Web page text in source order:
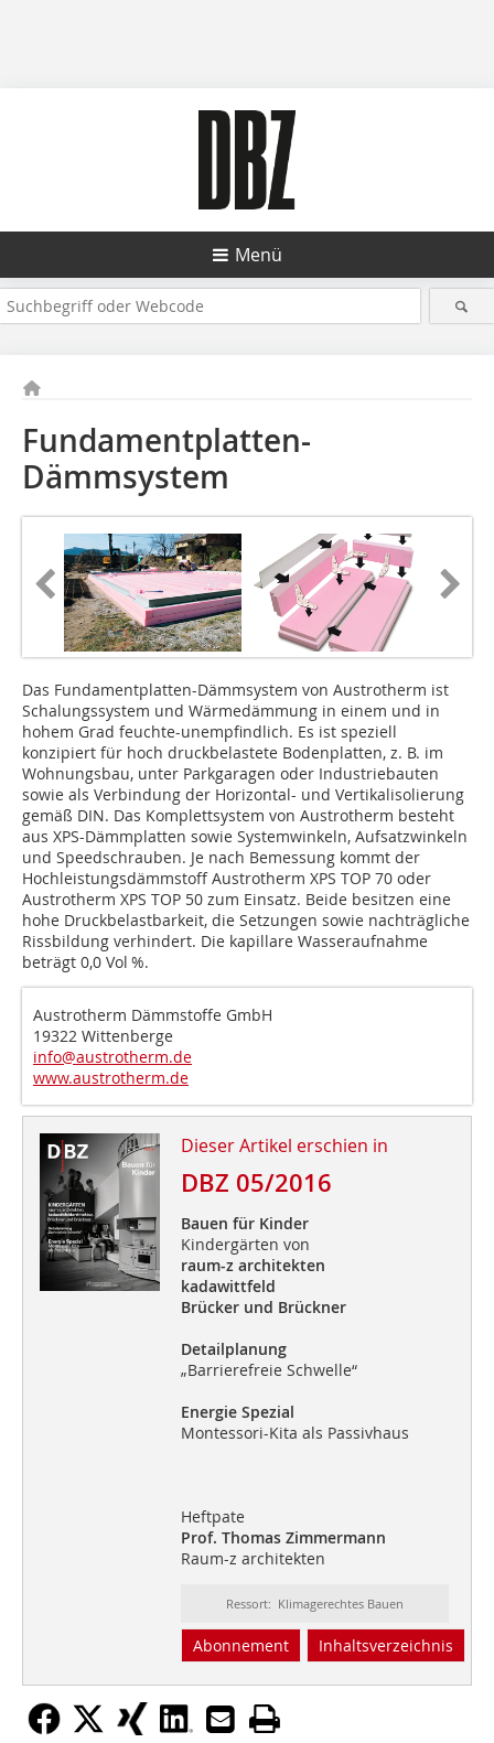
Menü
Fundamentplatten-
Dämmsystem
Das Fundamentplatten-Dämmsystem von Austrotherm ist
Schalungssystem und Wärmedämmung in einem und in
hohem Grad feuchte-unempfindlich. Es ist speziell
konzipiert für hoch druckbelastete Bodenplatten, z. B. im
Wohnungsbau, unter Parkgaragen oder Industriebauten
sowie als Verbindung der Horizontal- und Vertikalisolierung
gemäß DIN. Das Komplettsystem von Austrotherm besteht
aus XPS-Dämmplatten sowie Systemwinkeln, Aufsatzwinkeln
und Speedschrauben. Je nach Bemessung kommt der
Hochleistungsdämmstoff Austrotherm XPS TOP 70 oder
Austrotherm XPS TOP 50 zum Einsatz. Beide besitzen eine
hohe Druckbelastbarkeit, die Setzungen sowie nachträgliche
Rissbildung verhindert. Die kapillare Wasseraufnahme
beträgt 0,0 Vol %.
Austrotherm Dämmstoffe GmbH
19322 Wittenberge
info@austrotherm.de
www.austrotherm.de
Dieser Artikel erschien in
DBZ 05/2016
Bauen für Kinder
Kindergärten von
raum-z architekten
kadawittfeld
Brücker und Brückner
Detailplanung
„Barrierefreie Schwelle“
Energie Spezial
Montessori-Kita als Passivhaus
Heftpate
Prof. Thomas Zimmermann
Raum-z architekten
Ressort: Klimagerechtes Bauen
Abonnement Inhaltsverzeichnis